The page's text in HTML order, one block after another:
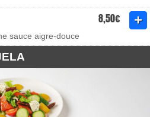
8,50€
sauce aigre-douce